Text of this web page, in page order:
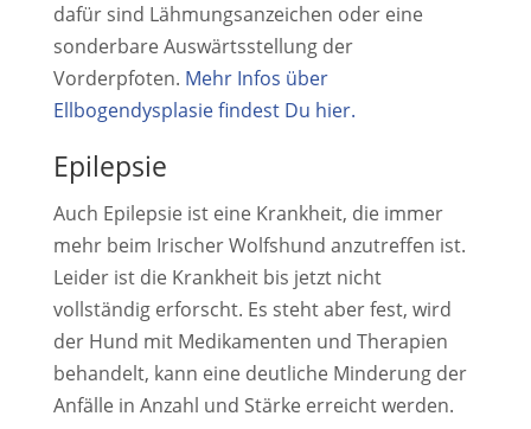
dafür sind Lähmungsanzeichen oder eine
sonderbare Auswärtsstellung der
Vorderpfoten. Mehr Infos über
Ellbogendysplasie findest Du hier.
Epilepsie
Auch Epilepsie ist eine Krankheit, die immer
mehr beim Irischer Wolfshund anzutreffen ist.
Leider ist die Krankheit bis jetzt nicht
vollständig erforscht. Es steht aber fest, wird
der Hund mit Medikamenten und Therapien
behandelt, kann eine deutliche Minderung der
Anfälle in Anzahl und Stärke erreicht werden.